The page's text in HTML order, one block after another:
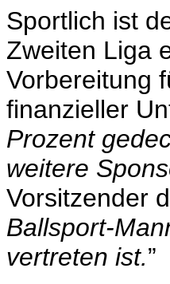
Sportlich ist
Zweiten Liga
Vorbereitung
finanzieller
Prozent
weitere
Vorsitzender
Ballsport-
vertreten ist.”